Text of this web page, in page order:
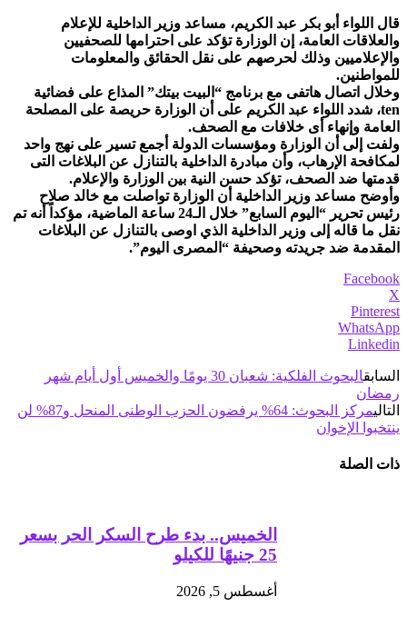
قال اللواء أبو بكر عبد الكريم، مساعد وزير الداخلية للإعلام
والعلاقات العامة، إن الوزارة تؤكد على احترامها للصحفيين
والإعلاميين وذلك لحرصهم على نقل الحقائق والمعلومات
للمواطنين.
وخلال اتصال هاتفى مع برنامج “البيت بيتك” المذاع على فضائية
ten، شدد اللواء عبد الكريم على أن الوزارة حريصة على المصلحة
العامة وإنهاء أى خلافات مع الصحف.
ولفت إلى أن الوزارة ومؤسسات الدولة أجمع تسير على نهج واحد
لمكافحة الإرهاب، وأن مبادرة الداخلية بالتنازل عن البلاغات التى
قدمتها ضد الصحف، تؤكد حسن النية بين الوزارة والإعلام.
وأوضح مساعد وزير الداخلية أن الوزارة تواصلت مع خالد صلاح
رئيس تحرير “اليوم السابع” خلال الـ24 ساعة الماضية، مؤكداً أنه تم
نقل ما قاله إلى وزير الداخلية الذي اوصى بالتنازل عن البلاغات
المقدمة ضد جريدته وصحيفة “المصرى اليوم”.
Facebook
X
Pinterest
WhatsApp
Linkedin
السابق
البحوث الفلكية: شعبان 30 يومًا والخميس أول أيام شهر
رمضان
التالي
مركز البحوث: 64% يرفضون الحزب الوطنى المنحل و87% لن
ينتخبوا الإخوان
ذات الصلة
الخميس.. بدء طرح السكر الحر بسعر
25 جنيهًا للكيلو
أغسطس 5, 2026